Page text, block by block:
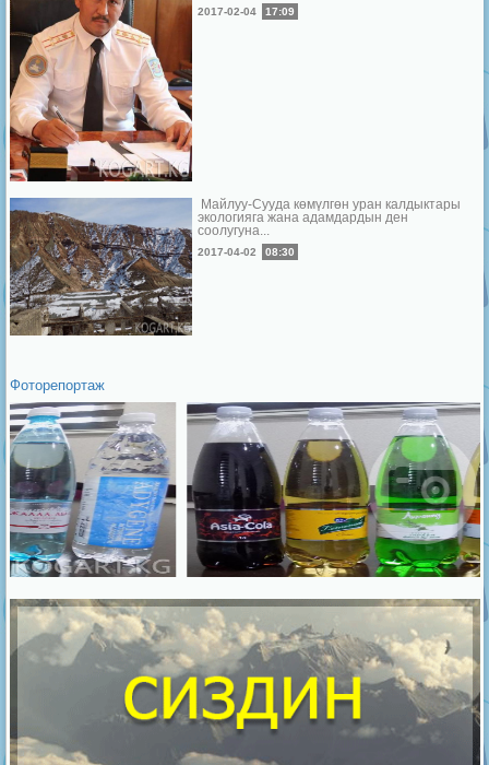
2017-02-04 17:09
Майлуу-Сууда көмүлгөн уран калдыктары
экологияга жана адамдардын ден
соолугуна...
2017-04-02 08:30
Фоторепортаж